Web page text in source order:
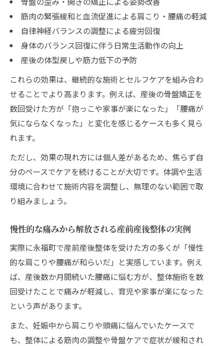
筋肉の緊張緩和と血流促進による肩こり・腰痛の軽減
自律神経バランスの調整による疲労回復
身体のバランス回復に伴う日常生活動作の向上
産後の体型戻しや筋力低下の予防
これらの効果は、継続的な施術とセルフケアを組み合わ
せることでより高まります。例えば、産後の骨盤矯正を
数回受けた方が「抱っこや家事が楽になった」「腰痛が
気にならなくなった」と変化を感じるケースも多く見ら
れます。
ただし、効果の現れ方には個人差があるため、焦らず自
分のペースでケアを続けることが大切です。体調や生活
環境に合わせて施術内容を調整し、無理のない範囲で取
り組みましょう。
慢性的な痛みから解放される産前産後整体の実例
実際に永福町で産前産後整体を受けた方の多くが「慢性
的な肩こりや腰痛が和らいだ」と実感しています。例え
ば、産後数か月間続いた腰痛に悩む方が、整体施術を数
回受けたことで痛みが軽減し、育児や家事が楽になった
という声があります。
また、妊娠中から肩こりや頭痛に悩んでいたケースで
も、整体による筋肉の調整や骨盤ケアで症状が緩和され